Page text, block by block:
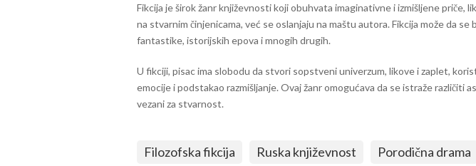
Fikcija je širok žanr književnosti koji obuhvata imaginativne i izmišljene
na stvarnim činjenicama, već se oslanjaju na maštu autora. Fikcija može da
fantastike, istorijskih epova i mnogih drugih.
U fikciji, pisac ima slobodu da stvori sopstveni univerzum, likove i zaplet,
emocije i podstakao razmišljanje. Ovaj žanr omogućava da se istraže različiti
vezani za stvarnost.
Filozofska fikcija Ruska književnost Porodična drama